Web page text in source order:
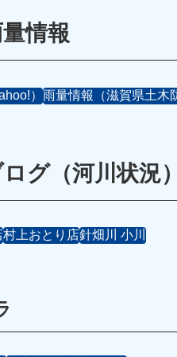
情報
） 雨量情報（滋賀県土木
グ（河川状況）
村上おとり店針畑川 小川